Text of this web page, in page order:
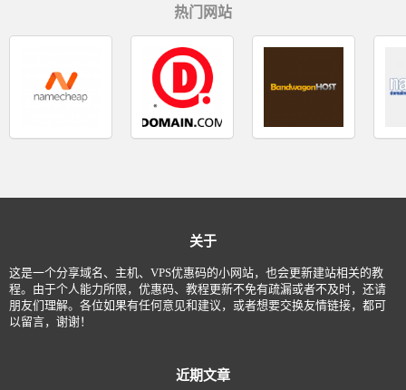
热门网站
关于
这是一个分享域名、主机、VPS优惠码的小网站，也会更新建站相关的教
程。由于个人能力所限，优惠码、教程更新不免有疏漏或者不及时，还请
朋友们理解。各位如果有任何意见和建议，或者想要交换友情链接，都可
以留言，谢谢！
近期文章